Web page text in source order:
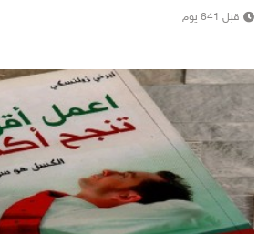
قبل 641 يوم